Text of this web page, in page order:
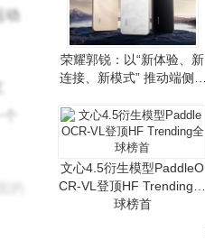
动
荣耀郭锐：以“新体验、新
连接、新模式” 推动端侧AI
文心4.5衍生模型PaddleO
CR-VL登顶HF Trending全
球榜首